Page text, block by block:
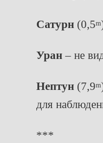
Сатурн (0,5m
Уран – не
Нептун (7,9m
для
***